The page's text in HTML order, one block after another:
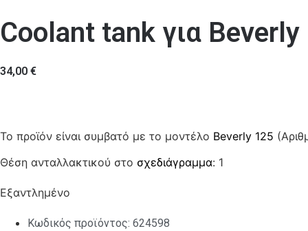
Coolant tank για
34,00 €
Το προϊόν είναι συμβατό με το μοντέλο Beverly 125
Θέση ανταλλακτικού στο σχεδιάγραμμα: 1
Εξαντλημένο
Κωδικός προϊόντος: 624598